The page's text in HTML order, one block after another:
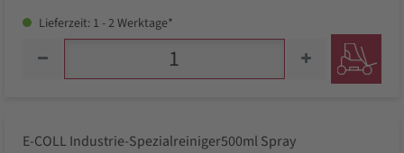
Lieferzeit: 1 - 2 Werktage*
E-COLL Industrie-Spezialreiniger500ml Spray